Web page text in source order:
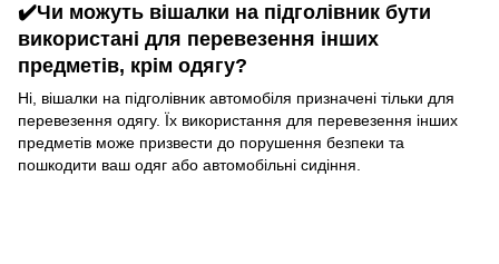
✔️Чи можуть вішалки на підголівник бути
використані для перевезення інших
предметів, крім одягу?
Ні, вішалки на підголівник автомобіля призначені тільки для
перевезення одягу. Їх використання для перевезення інших
предметів може призвести до порушення безпеки та
пошкодити ваш одяг або автомобільні сидіння.